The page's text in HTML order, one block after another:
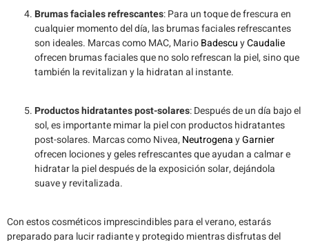
Brumas faciales refrescantes: Para un toque de frescura en
cualquier momento del día, las brumas faciales refrescantes
son ideales. Marcas como MAC, MarioBadescuyCaudalie
ofrecen brumas faciales que no solo refrescan la piel, sino que
también la revitalizan y la hidratan al instante.
Productos hidratantes post-solares: Después de un día bajo el
sol, es importante mimar la piel con productos hidratantes
post-solares. Marcas como Nivea, NeutrogenayGarnier
ofrecen lociones y geles refrescantes que ayudan a calmar e
hidratar la piel después de la exposición solar, dejándola
suave y revitalizada.
Con estos cosméticos imprescindibles para el verano, estarás
preparado para lucir radiante y protegido mientras disfrutas del